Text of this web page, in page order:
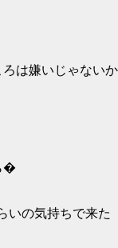
は嫌いじゃないか
�
いの気持ちで来た